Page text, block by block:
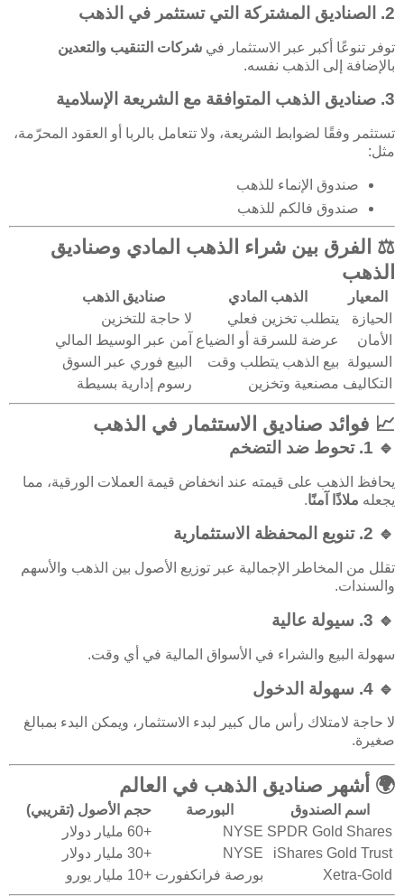
2. الصناديق المشتركة التي تستثمر في الذهب
توفر تنوعًا أكبر عبر الاستثمار في شركات التنقيب والتعدين
بالإضافة إلى الذهب نفسه.
3. صناديق الذهب المتوافقة مع الشريعة الإسلامية
تستثمر وفقًا لضوابط الشريعة، ولا تتعامل بالربا أو العقود المحرّمة،
مثل:
صندوق الإنماء للذهب
صندوق فالكم للذهب
⚖️ الفرق بين شراء الذهب المادي وصناديق
الذهب
المعيار الذهب المادي
صناديق الذهب
الحيازة
يتطلب تخزين فعلي
لا حاجة للتخزين
الأمان
عرضة للسرقة أو الضياع آمن عبر الوسيط المالي
السيولة
بيع الذهب يتطلب وقت
البيع فوري عبر السوق
التكاليف مصنعية وتخزين رسوم إدارية بسيطة
📈 فوائد صناديق الاستثمار في الذهب
🔹 1. تحوط ضد التضخم
يحافظ الذهب على قيمته عند انخفاض قيمة العملات الورقية، مما
يجعله ملاذًا آمنًا.
🔹 2. تنويع المحفظة الاستثمارية
تقلل من المخاطر الإجمالية عبر توزيع الأصول بين الذهب والأسهم
والسندات.
🔹 3. سيولة عالية
سهولة البيع والشراء في الأسواق المالية في أي وقت.
🔹 4. سهولة الدخول
لا حاجة لامتلاك رأس مال كبير لبدء الاستثمار، ويمكن البدء بمبالغ
صغيرة.
🌍 أشهر صناديق الذهب في العالم
اسم الصندوق البورصة
حجم الأصول (تقريبي)
SPDR Gold Shares
NYSE
+60 مليار دولار
iShares Gold Trust
NYSE
+30 مليار دولار
Xetra-Gold
بورصة فرانكفورت +10 مليار يورو